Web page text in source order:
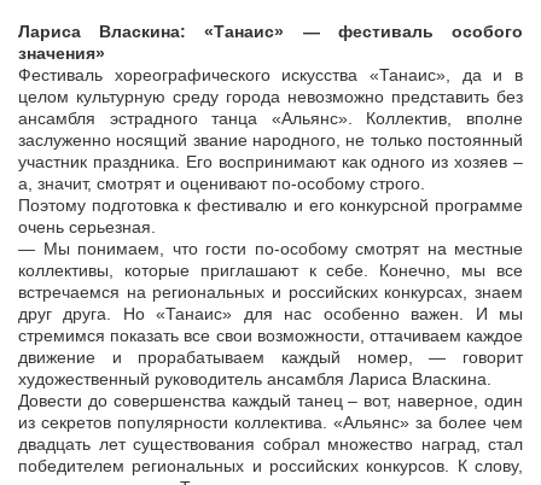
Лариса Власкина: «Танаис» — фестиваль особого
значения»
Фестиваль хореографического искусства «Танаис», да и в
целом культурную среду города невозможно представить без
ансамбля эстрадного танца «Альянс». Коллектив, вполне
заслуженно носящий звание народного, не только постоянный
участник праздника. Его воспринимают как одного из хозяев –
а, значит, смотрят и оценивают по-особому строго.
Поэтому подготовка к фестивалю и его конкурсной программе
очень серьезная.
— Мы понимаем, что гости по-особому смотрят на местные
коллективы, которые приглашают к себе. Конечно, мы все
встречаемся на региональных и российских конкурсах, знаем
друг друга. Но «Танаис» для нас особенно важен. И мы
стремимся показать все свои возможности, оттачиваем каждое
движение и прорабатываем каждый номер, — говорит
художественный руководитель ансамбля Лариса Власкина.
Довести до совершенства каждый танец – вот, наверное, один
из секретов популярности коллектива. «Альянс» за более чем
двадцать лет существования собрал множество наград, стал
победителем региональных и российских конкурсов. К слову,